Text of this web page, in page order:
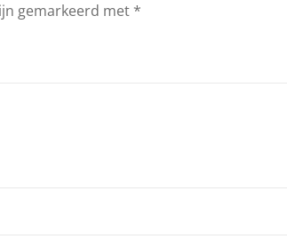
gemarkeerd met *